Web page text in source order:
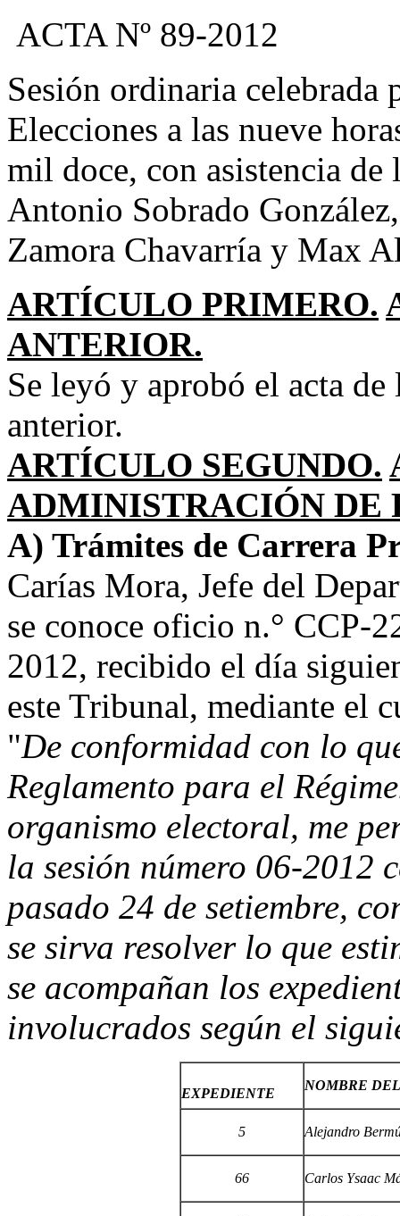
ACTA Nº 89-2012
Sesión ordinaria
Elecciones a las nueve
mil doce, con asistencia
Antonio Sobrado
Zamora Chavarría y Max
ARTÍCULO PRIMERO.
ANTERIOR.
Se leyó y aprobó el acta
anterior.
ARTÍCULO SEGUNDO.
ADMINISTRACIÓN DE
A) Trámites de Carrera
Carías Mora, Jefe del
se conoce oficio n.° CCP-
2012, recibido el día
este Tribunal, mediante el
"De conformidad con lo
Reglamento para el
organismo electoral, me
la sesión número 06-2012
pasado 24 de setiembre,
se sirva resolver lo que
se acompañan los
involucrados según el
EXPEDIENTE
NOMBRE
5 Alejandro
66 Carlos Ysaac